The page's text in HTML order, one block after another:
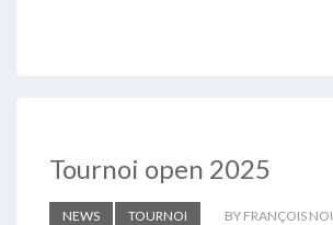
Tournoi open 2025
NEWS TOURNOI BY FRANÇOIS